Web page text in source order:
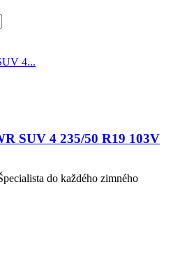
SUV 4 235/50 R19 103V
do každého zimného